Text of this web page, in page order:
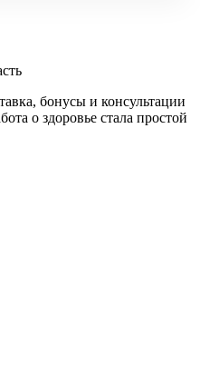
бонусы и консультации
о здоровье стала простой